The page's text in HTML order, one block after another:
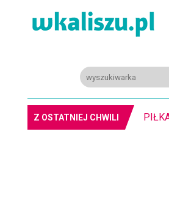
Z OSTATNIEJ CHWILI